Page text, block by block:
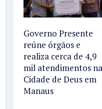
Governo Presente
reúne órgãos e
realiza cerca de 4,9
mil atendimentos na
Cidade de Deus em
Manaus